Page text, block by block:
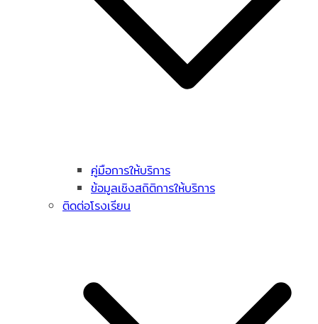
คู่มือการให้บริการ
ข้อมูลเชิงสถิติการให้บริการ
ติดต่อโรงเรียน